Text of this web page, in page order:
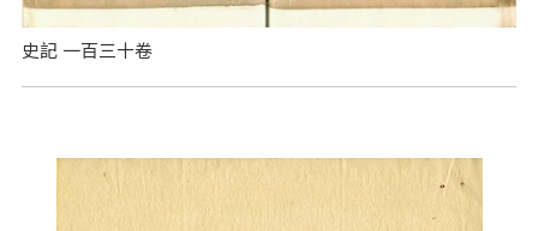
史記 一百三十卷